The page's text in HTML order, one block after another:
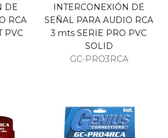
DE
RCA
PVC
INTERCONEXIÓN DE
SEÑAL PARA AUDIO RCA
3 mts SERIE PRO PVC
SOLID
GC-PRO3RCA